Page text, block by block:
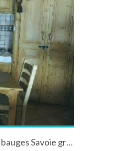
Chalet montagne"la Chappiniere" la Feclaz massif des bauges Savoie grand Revard piscine hamam